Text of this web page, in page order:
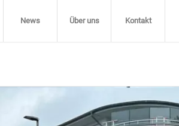
News Über uns Kontakt